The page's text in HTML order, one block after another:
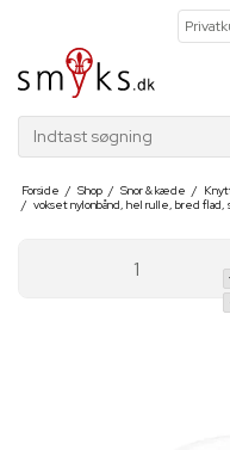
Indtast søgning
Forside / Shop / Snor & kæde /
/ vokset nylonbånd, hel rulle, bred flad,